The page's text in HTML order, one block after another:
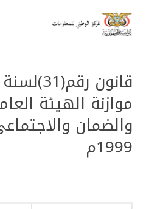
موازنة الهيئة
والضمان
1999م